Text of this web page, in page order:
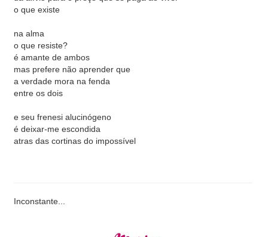
o que existe
na alma
o que resiste?
é amante de ambos
mas prefere não aprender que
a verdade mora na fenda
entre os dois
e seu frenesi alucinógeno
é deixar-me escondida
atras das cortinas do impossível
Inconstante...